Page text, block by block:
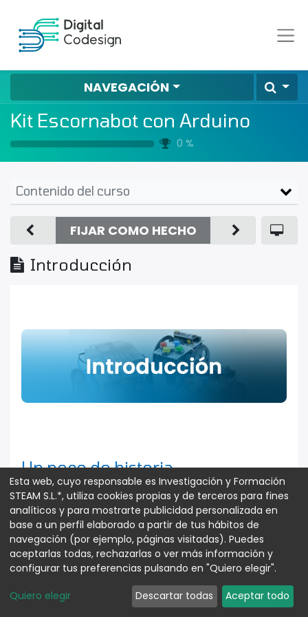
NAVEGACIÓN
Kit Escornabot con Arduino
0 %
Contenido del curso
Introducción
FIJAR COMO HECHO
Un poco de historia
La tecnología, y más concretamente la
electrónica, ha experimentado una
evolución extraordinaria a lo largo de las
últimas décadas.
Esta web, cuyo responsable es Investigación y Formación
STEAM S.L.*, utiliza cookies propias y de terceros para fines
analíticos y para mostrarte publicidad personalizada en
base a un perfil elaborado a partir de tus hábitos de
navegación (por ejemplo, páginas visitadas). Puedes
aceptarlas todas, rechazarlas o ver más información y
configurar tus preferencias pulsando en "Quiero elegir".
Quiero elegir Descartar todas Aceptar todo